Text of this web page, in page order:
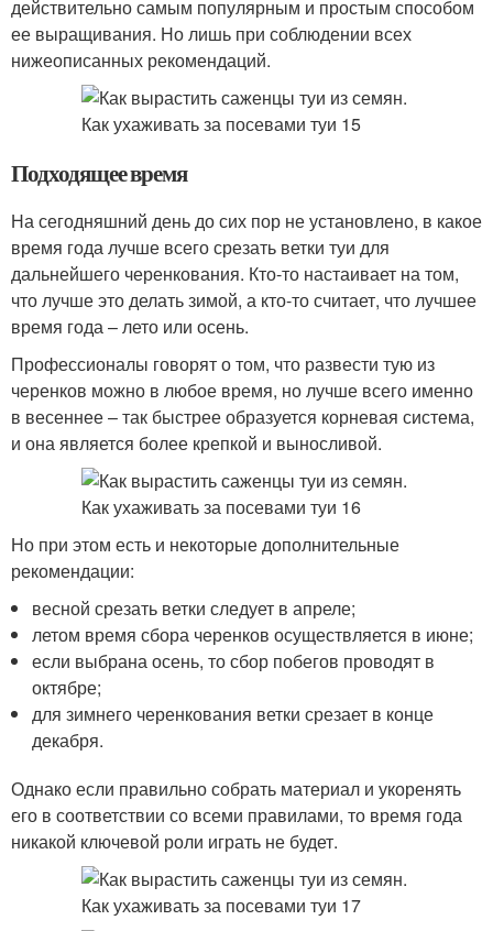
действительно самым популярным и простым способом
ее выращивания. Но лишь при соблюдении всех
нижеописанных рекомендаций.
Подходящее время
На сегодняшний день до сих пор не установлено, в какое
время года лучше всего срезать ветки туи для
дальнейшего черенкования. Кто-то настаивает на том,
что лучше это делать зимой, а кто-то считает, что лучшее
время года – лето или осень.
Профессионалы говорят о том, что развести тую из
черенков можно в любое время, но лучше всего именно
в весеннее – так быстрее образуется корневая система,
и она является более крепкой и выносливой.
Но при этом есть и некоторые дополнительные
рекомендации:
весной срезать ветки следует в апреле;
летом время сбора черенков осуществляется в июне;
если выбрана осень, то сбор побегов проводят в
октябре;
для зимнего черенкования ветки срезает в конце
декабря.
Однако если правильно собрать материал и укоренять
его в соответствии со всеми правилами, то время года
никакой ключевой роли играть не будет.